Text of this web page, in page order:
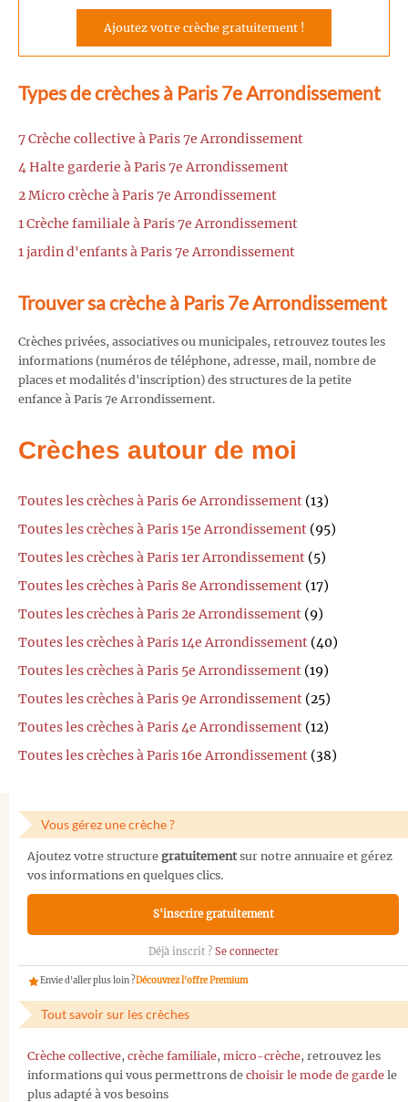
Ajoutez votre crèche gratuitement !
Types de crèches à Paris 7e Arrondissement
7 Crèche collective à Paris 7e Arrondissement
4 Halte garderie à Paris 7e Arrondissement
2 Micro crèche à Paris 7e Arrondissement
1 Crèche familiale à Paris 7e Arrondissement
1 jardin d'enfants à Paris 7e Arrondissement
Trouver sa crèche à Paris 7e Arrondissement
Crèches privées, associatives ou municipales, retrouvez toutes les
informations (numéros de téléphone, adresse, mail, nombre de
places et modalités d'inscription) des structures de la petite
enfance à Paris 7e Arrondissement.
Crèches autour de moi
Toutes les crèches à Paris 6e Arrondissement (13)
Toutes les crèches à Paris 15e Arrondissement (95)
Toutes les crèches à Paris 1er Arrondissement (5)
Toutes les crèches à Paris 8e Arrondissement (17)
Toutes les crèches à Paris 2e Arrondissement (9)
Toutes les crèches à Paris 14e Arrondissement (40)
Toutes les crèches à Paris 5e Arrondissement (19)
Toutes les crèches à Paris 9e Arrondissement (25)
Toutes les crèches à Paris 4e Arrondissement (12)
Toutes les crèches à Paris 16e Arrondissement (38)
Vous gérez une crèche ?
Ajoutez votre structure gratuitementsur notre annuaire et gérez
vos informations en quelques clics.
S'inscrire gratuitement
Déjà inscrit ? Se connecter
Envie d'aller plus loin ?Découvrez l'offre Premium
Tout savoir sur les crèches
Crèche collective, crèche familiale, micro-crèche, retrouvez les
informations qui vous permettrons de choisir le mode de garde le
plus adapté à vos besoins